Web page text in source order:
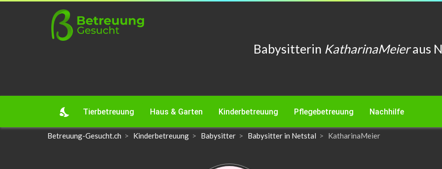
Babysitterin KatharinaMeieraus
nights_stay Tierbetreuung Haus & Garten Kinderbetreuung Pflegebetreuung Nachhilfe
Betreuung-Gesucht.ch Kinderbetreuung Babysitter Babysitter in Netstal KatharinaMeier